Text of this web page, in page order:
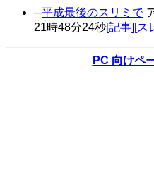
─平成最後のスリミで
21時48分24秒[記事] [ス
PC 向けペ